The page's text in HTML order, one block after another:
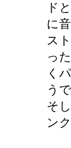
ド
に
ス
っ
く
う
そ
ン